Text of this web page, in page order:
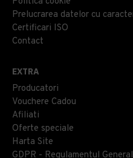
Prelucrarea datelor cu
Certificari ISO
Contact
EXTRA
Producatori
Vouchere Cadou
Afiliati
Oferte speciale
Harta Site
GDPR - Regulamentul